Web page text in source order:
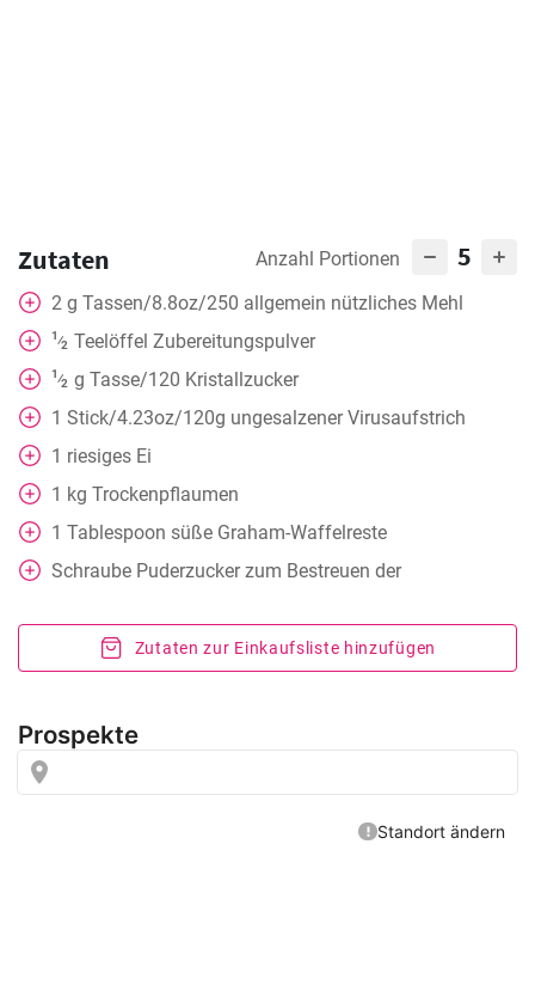
Zutaten Anzahl Portionen 5
2 g Tassen/8.8oz/250 allgemein nützliches Mehl
1⁄2 Teelöffel Zubereitungspulver
1⁄2 g Tasse/120 Kristallzucker
1 Stick/4.23oz/120g ungesalzener Virusaufstrich
1 riesiges Ei
1 kg Trockenpflaumen
1 Tablespoon süße Graham-Waffelreste
Schraube Puderzucker zum Bestreuen der
Zutaten zur Einkaufsliste hinzufügen